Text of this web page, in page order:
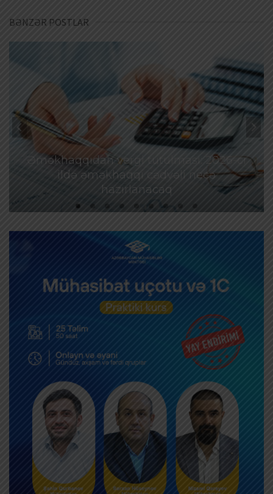
BƏNZƏR POSTLAR
Əməkhaqqıdan vergi tutulması: 2026-cı
ildə əməkhaqqı cədvəli necə
hazırlanacaq